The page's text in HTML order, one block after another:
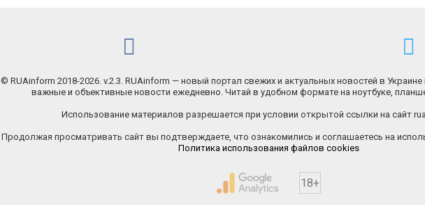
© RUAinform 2018-2026. v.2.3. RUAinform — новый портал свежих и актуальных новостей в Украине
важные и объективные новости ежедневно. Читай в удобном формате на ноутбуке,
Использование материалов разрешается при условии открытой ссылки на сайт
Продолжая просматривать сайт вы подтверждаете, что ознакомились и соглашаетесь на
Политика использования файлов cookies
18+